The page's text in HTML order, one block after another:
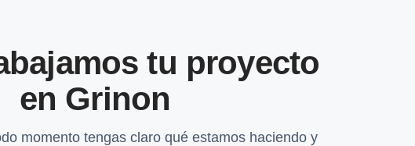
tu proyecto
en Grinon
momento tengas claro qué estamos haciendo y